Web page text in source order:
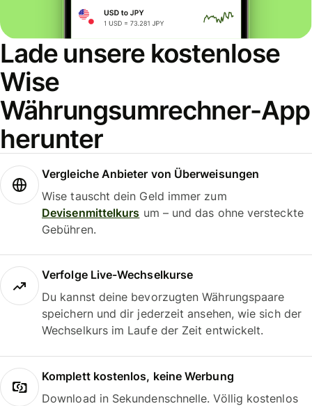
Lade unsere kostenlose
Wise
Währungsumrechner-App
herunter
Vergleiche Anbieter von Überweisungen
Wise tauscht dein Geld immer zum
Devisenmittelkurs um – und das ohne versteckte
Gebühren.
Verfolge Live-Wechselkurse
Du kannst deine bevorzugten Währungspaare
speichern und dir jederzeit ansehen, wie sich der
Wechselkurs im Laufe der Zeit entwickelt.
Komplett kostenlos, keine Werbung
Download in Sekundenschnelle. Völlig kostenlos